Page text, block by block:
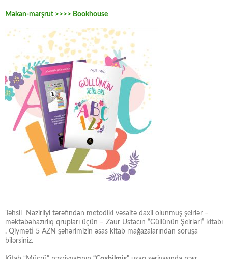
Məkan-marşrut >>>> Bookhouse
Təhsil Nazirliyi tərəfindən metodiki vəsaitə daxil olunmuş şeirlər –
məktəbəhazırlıq qrupları üçün – Zaur Ustacın “Güllünün Şeirləri” kitabı
. Qiyməti 5 AZN şəhərimizin əsas kitab mağazalarından soruşa
bilərsiniz.